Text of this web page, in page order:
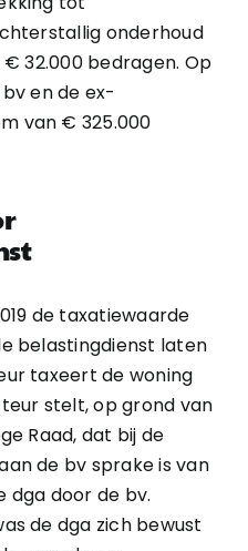
onderhoud
32.000 bedragen. Op
en de ex-
van € 325.000
de taxatiewaarde
belastingdienst laten
taxeert de woning
stelt, op grond van
Raad, dat bij de
de bv sprake is van
dga door de bv.
de dga zich bewust